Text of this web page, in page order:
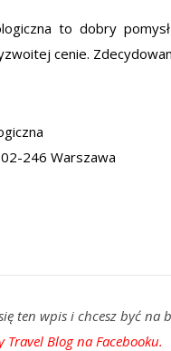
to dobry
cenie.
246 Warszawa
ten wpis i chcesz być na
Travel Blog na Facebooku.